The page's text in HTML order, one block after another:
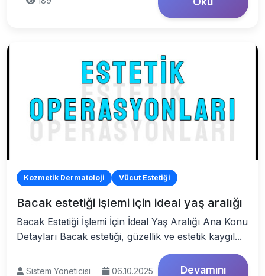
Kozmetik Dermatoloji Vücut Estetiği
Bacak estetiği işlemi için ideal yaş aralığı
Bacak Estetiği İşlemi İçin İdeal Yaş Aralığı Ana Konu
Detayları Bacak estetiği, güzellik ve estetik kaygıl...
Sistem Yöneticisi
06.10.2025
Devamını